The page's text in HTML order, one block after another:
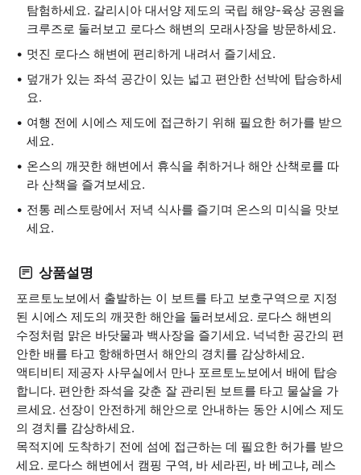
탐험하세요. 갈리시아 대서양 제도의 국립 해양-육상 공원을
크루즈로 둘러보고 로다스 해변의 모래사장을 방문하세요.
멋진 로다스 해변에 편리하게 내려서 즐기세요.
덮개가 있는 좌석 공간이 있는 넓고 편안한 선박에 탑승하세
요.
여행 전에 시에스 제도에 접근하기 위해 필요한 허가를 받으
세요.
온스의 깨끗한 해변에서 휴식을 취하거나 해안 산책로를 따
라 산책을 즐겨보세요.
전통 레스토랑에서 저녁 식사를 즐기며 온스의 미식을 맛보
세요.
상품설명
포르토노보에서 출발하는 이 보트를 타고 보호구역으로 지정
된 시에스 제도의 깨끗한 해안을 둘러보세요. 로다스 해변의
수정처럼 맑은 바닷물과 백사장을 즐기세요. 넉넉한 공간의 편
안한 배를 타고 항해하면서 해안의 경치를 감상하세요.
액티비티 제공자 사무실에서 만나 포르토노보에서 배에 탑승
합니다. 편안한 좌석을 갖춘 잘 관리된 보트를 타고 물살을 가
르세요. 선장이 안전하게 해안으로 안내하는 동안 시에스 제도
의 경치를 감상하세요.
목적지에 도착하기 전에 섬에 접근하는 데 필요한 허가를 받으
세요. 로다스 해변에서 캠핑 구역, 바 세라핀, 바 베고냐, 레스